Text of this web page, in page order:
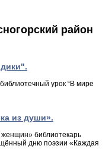
район
урок “В мире
из души».
женщин» библиотекарь
дню поэзии «Каждая